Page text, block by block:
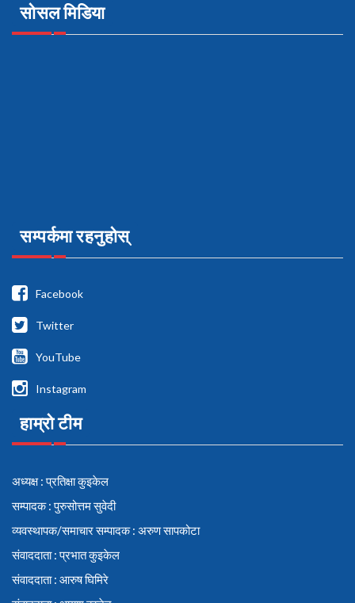
सोसल मिडिया
सम्पर्कमा रहनुहोस्
Facebook
Twitter
YouTube
Instagram
हाम्रो टीम
अध्यक्ष : प्रतिक्षा कुइकेल
सम्पादक : पुरुसोत्तम सुवेदी
व्यवस्थापक/समाचार सम्पादक : अरुण सापकोटा
संवाददाता : प्रभात कुइकेल
संवाददाता : आरुष घिमिरे